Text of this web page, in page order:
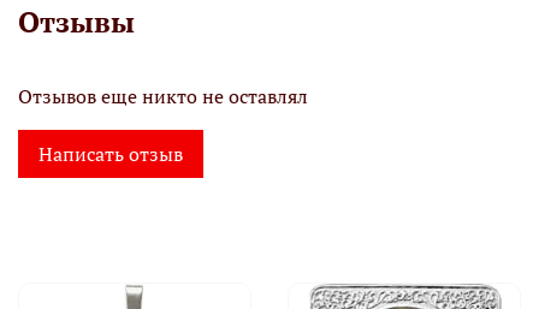
Отзывы
Отзывов еще никто не оставлял
Написать отзыв